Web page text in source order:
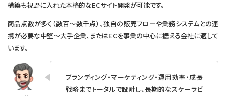
構築も視野に入れた本格的なECサイト開発が可能です。
商品点数が多く（数百〜数千点）、独自の販売フローや業務システムとの連
携が必要な中堅〜大手企業、またはECを事業の中心に据える会社に適して
います。
ブランディング・マーケティング・運用効率・成長
戦略までトータルで設計し、長期的なスケーラビ